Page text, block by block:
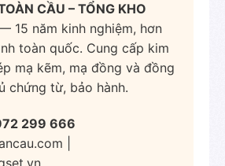
CẦU – TỔNG KHO
15 năm kinh nghiệm, hơn
toàn quốc. Cung cấp kim
mạ kẽm, mạ đồng và đồng
chứng từ, bảo hành.
299 666
|